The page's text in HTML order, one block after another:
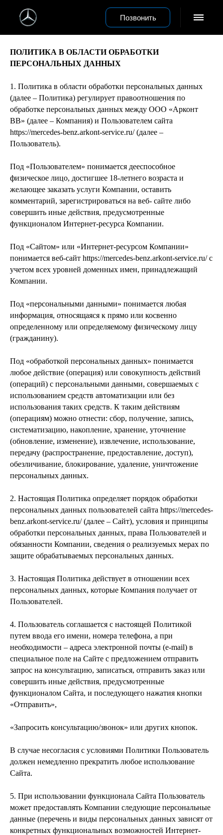
Позвонить
ПОЛИТИКА В ОБЛАСТИ ОБРАБОТКИ
ПЕРСОНАЛЬНЫХ ДАННЫХ
1. Политика в области обработки персональных данных
(далее – Политика) регулирует правоотношения по
обработке персональных данных между ООО «Арконт
ВВ» (далее – Компания) и Пользователем сайта
https://mercedes-benz.arkont-service.ru/ (далее –
Пользователь).
Под «Пользователем» понимается дееспособное
физическое лицо, достигшее 18-летнего возраста и
желающее заказать услуги Компании, оставить
комментарий, зарегистрироваться на веб- сайте либо
совершить иные действия, предусмотренные
функционалом Интернет-ресурса Компании.
Под «Сайтом» или «Интернет-ресурсом Компании»
понимается веб-сайт https://mercedes-benz.arkont-service.ru/ с
учетом всех уровней доменных имен, принадлежащий
Компании.
Под «персональными данными» понимается любая
информация, относящаяся к прямо или косвенно
определенному или определяемому физическому лицу
(гражданину).
Под «обработкой персональных данных» понимается
любое действие (операция) или совокупность действий
(операций) с персональными данными, совершаемых с
использованием средств автоматизации или без
использования таких средств. К таким действиям
(операциям) можно отнести: сбор, получение, запись,
систематизацию, накопление, хранение, уточнение
(обновление, изменение), извлечение, использование,
передачу (распространение, предоставление, доступ),
обезличивание, блокирование, удаление, уничтожение
персональных данных.
2. Настоящая Политика определяет порядок обработки
персональных данных пользователей сайта https://mercedes-
benz.arkont-service.ru/ (далее – Сайт), условия и принципы
обработки персональных данных, права Пользователей и
обязанности Компании, сведения о реализуемых мерах по
защите обрабатываемых персональных данных.
3. Настоящая Политика действует в отношении всех
персональных данных, которые Компания получает от
Пользователей.
4. Пользователь соглашается с настоящей Политикой
путем ввода его имени, номера телефона, а при
необходимости – адреса электронной почты (e-mail) в
специальное поле на Сайте с предложением отправить
запрос на консультацию, записаться, отправить заказ или
совершить иные действия, предусмотренные
функционалом Сайта, и последующего нажатия кнопки
«Отправить»,
«Запросить консультацию/звонок» или других кнопок.
В случае несогласия с условиями Политики Пользователь
должен немедленно прекратить любое использование
Сайта.
5. При использовании функционала Сайта Пользователь
может предоставлять Компании следующие персональные
данные (перечень и виды персональных данных зависят от
конкретных функциональных возможностей Интернет-